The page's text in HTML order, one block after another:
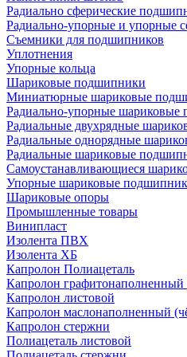
Радиально сферические
Радиально-упорные и упорные
Съемники для подшипников
Уплотнения
Упорные кольца
Шариковые подшипники
Миниатюрные шариковые
Радиально-упорные шариковые
Радиальные двухрядные
Радиальные однорядные
Радиальные шариковые
Самоустанавливающиеся
Упорные шариковые
Шариковые опоры
Промышленные товары
Винипласт
Изолента ПВХ
Изолента ХБ
Капролон Полиацеталь
Капролон
Капролон листовой
Капролон маслонаполненный
Капролон стержни
Полиацеталь листовой